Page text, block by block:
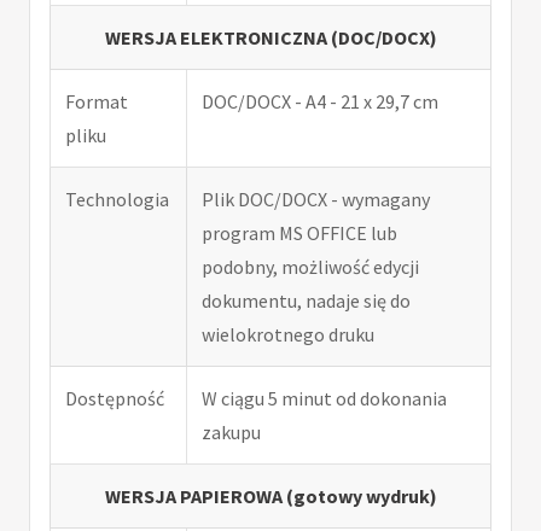
WERSJA ELEKTRONICZNA (DOC/DOCX)
Format
pliku
DOC/DOCX - A4 - 21 x 29,7 cm
Technologia
Plik DOC/DOCX - wymagany
program MS OFFICE lub
podobny, możliwość edycji
dokumentu, nadaje się do
wielokrotnego druku
Dostępność
W ciągu 5 minut od dokonania
zakupu
WERSJA PAPIEROWA (gotowy wydruk)